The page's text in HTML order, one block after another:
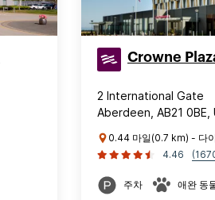
Crowne
2 International Gate
Aberdeen, AB21
0.44 마일(0.7 km) - 다
4.46
주차 애완 동